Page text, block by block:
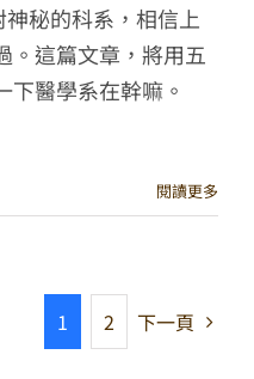
秘的科系，相信上
。這篇文章，將用五
下醫學系在幹嘛。
閱讀更多
1 2 下一頁